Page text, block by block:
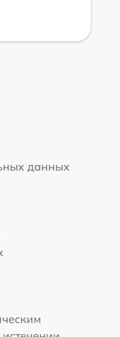
данных